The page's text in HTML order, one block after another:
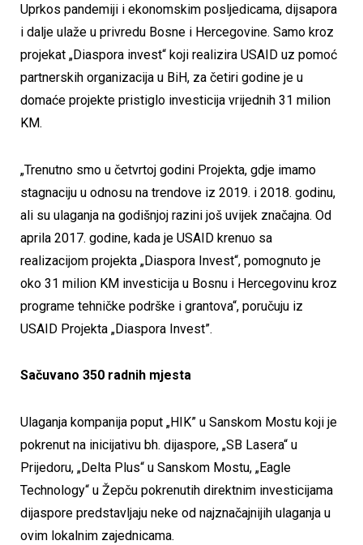
Uprkos pandemiji i ekonomskim posljedicama, dijsapora
i dalje ulaže u privredu Bosne i Hercegovine. Samo kroz
projekat „Diaspora invest“ koji realizira USAID uz pomoć
partnerskih organizacija u BiH, za četiri godine je u
domaće projekte pristiglo investicija vrijednih 31 milion
KM.
„Trenutno smo u četvrtoj godini Projekta, gdje imamo
stagnaciju u odnosu na trendove iz 2019. i 2018. godinu,
ali su ulaganja na godišnjoj razini još uvijek značajna. Od
aprila 2017. godine, kada je USAID krenuo sa
realizacijom projekta „Diaspora Invest“, pomognuto je
oko 31 milion KM investicija u Bosnu i Hercegovinu kroz
programe tehničke podrške i grantova“, poručuju iz
USAID Projekta „Diaspora Invest”.
Sačuvano 350 radnih mjesta
Ulaganja kompanija poput „HIK” u Sanskom Mostu koji je
pokrenut na inicijativu bh. dijaspore, „SB Lasera“ u
Prijedoru, „Delta Plus“ u Sanskom Mostu, „Eagle
Technology“ u Žepču pokrenutih direktnim investicijama
dijaspore predstavljaju neke od najznačajnijih ulaganja u
ovim lokalnim zajednicama.